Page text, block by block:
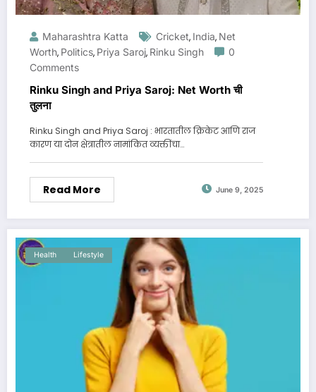
Maharashtra Katta Cricket, India, Net
Worth, Politics, Priya Saroj, Rinku Singh
0
Comments
Rinku Singh and Priya Saroj: Net Worth ची
तुलना
Rinku Singh and Priya Saroj : भारतातील क्रिकेट आणि राज
कारण या दोन क्षेत्रातील नामांकित व्यक्तींचा…
Read More June 9, 2025
Health Lifestyle